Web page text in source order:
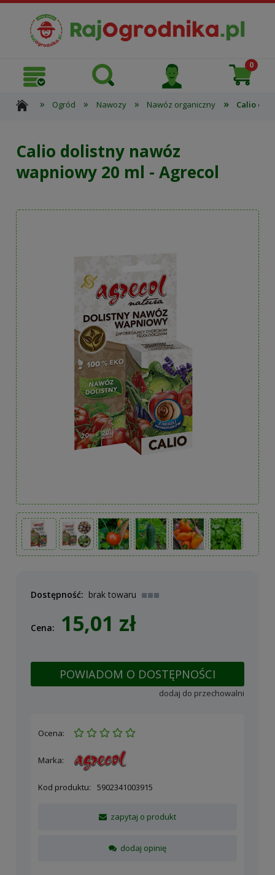
» Ogród » Nawozy » Nawóz organiczny » Calio
Calio dolistny nawóz
wapniowy 20 ml - Agrecol
Dostępność: brak towaru
Cena: 15,01 zł
POWIADOM O DOSTĘPNOŚCI
dodaj do przechowalni
Ocena:
Marka:
Kod produktu: 5902341003915
zapytaj o produkt
dodaj opinię